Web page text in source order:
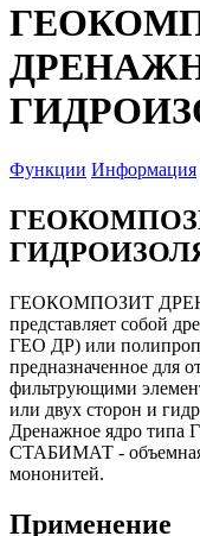
Функции Информация
ГЕОКОМПОЗИТ
представляет собой
ГЕО ДР) или
предназначенное для
фильтрующими
или двух сторон и
Дренажное ядро типа
СТАБИМАТ - объемная
мононитей.
Применение